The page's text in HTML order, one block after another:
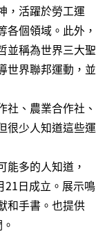
，活躍於勞工運
個領域。此外，
並稱為世界三大聖
世界聯邦運動，並
社、農業合作社、
很少人知道這些運
能多的人知道，
21日成立。展示鳴
和手書。也提供